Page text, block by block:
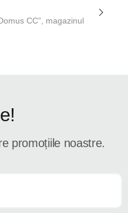
CC”, magazinul
promoțiile noastre.